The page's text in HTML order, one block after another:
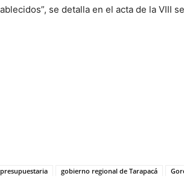
se detalla en el acta de la VIII
gobierno regional de Tarapacá